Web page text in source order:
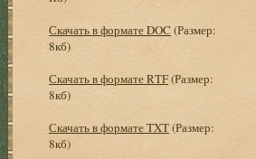
Скачать в формате DOC (Размер:
8кб)
Скачать в формате RTF(Размер:
8кб)
Скачать в формате TXT(Размер:
8кб)